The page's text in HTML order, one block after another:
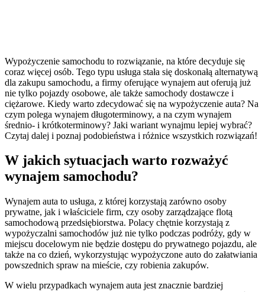
Wypożyczenie samochodu to rozwiązanie, na które decyduje się
coraz więcej osób. Tego typu usługa stała się doskonałą alternatywą
dla zakupu samochodu, a firmy oferujące wynajem aut oferują już
nie tylko pojazdy osobowe, ale także samochody dostawcze i
ciężarowe. Kiedy warto zdecydować się na wypożyczenie auta? Na
czym polega wynajem długoterminowy, a na czym wynajem
średnio- i krótkoterminowy? Jaki wariant wynajmu lepiej wybrać?
Czytaj dalej i poznaj podobieństwa i różnice wszystkich rozwiązań!
W jakich sytuacjach warto rozważyć
wynajem samochodu?
Wynajem auta to usługa, z której korzystają zarówno osoby
prywatne, jak i właściciele firm, czy osoby zarządzające flotą
samochodową przedsiębiorstwa. Polacy chętnie korzystają z
wypożyczalni samochodów już nie tylko podczas podróży, gdy w
miejscu docelowym nie będzie dostępu do prywatnego pojazdu, ale
także na co dzień, wykorzystując wypożyczone auto do załatwiania
powszednich spraw na mieście, czy robienia zakupów.
W wielu przypadkach wynajem auta jest znacznie bardziej